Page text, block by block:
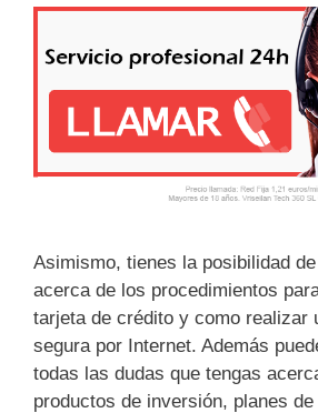
Asimismo, tienes la posibilidad
acerca de los procedimientos
tarjeta de crédito y como realizar
segura por Internet. Además
todas las dudas que tengas
productos de inversión, planes